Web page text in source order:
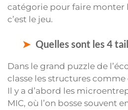
catégorie pour faire monter
c’est le jeu.
Quelles sont les 4
Dans le grand puzzle de
classe les structures
Il y a d’abord les
MIC, où l’on bosse souvent